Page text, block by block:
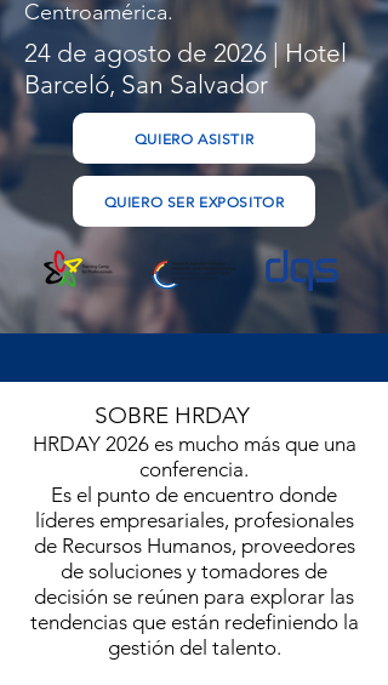
Centroamérica.
24 de agosto de 2026 | Hotel
Barceló, San Salvador
QUIERO ASISTIR
QUIERO SER EXPOSITOR
SOBRE HRDAY
HRDAY 2026 es mucho más que una
conferencia.
Es el punto de encuentro donde
líderes empresariales, profesionales
de Recursos Humanos, proveedores
de soluciones y tomadores de
decisión se reúnen para explorar las
tendencias que están redefiniendo la
gestión del talento.